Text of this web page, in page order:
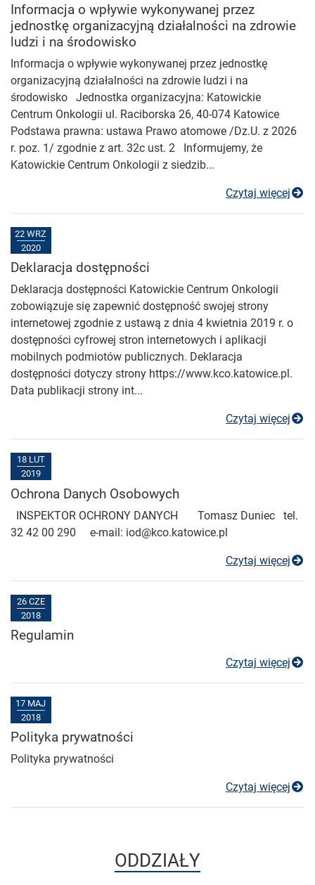
Informacja o wpływie wykonywanej przez
jednostkę organizacyjną działalności na zdrowie
ludzi i na środowisko
Informacja o wpływie wykonywanej przez jednostkę
organizacyjną działalności na zdrowie ludzi i na
środowisko Jednostka organizacyjna: Katowickie
Centrum Onkologii ul. Raciborska 26, 40-074 Katowice
Podstawa prawna: ustawa Prawo atomowe /Dz.U. z 2026
r. poz. 1/ zgodnie z art. 32c ust. 2 Informujemy, że
Katowickie Centrum Onkologii z siedzib...
Czytaj więcej
22 WRZ
2020
Deklaracja dostępności
Deklaracja dostępności Katowickie Centrum Onkologii
zobowiązuje się zapewnić dostępność swojej strony
internetowej zgodnie z ustawą z dnia 4 kwietnia 2019 r. o
dostępności cyfrowej stron internetowych i aplikacji
mobilnych podmiotów publicznych. Deklaracja
dostępności dotyczy strony https://www.kco.katowice.pl.
Data publikacji strony int...
Czytaj więcej
18 LUT
2019
Ochrona Danych Osobowych
INSPEKTOR OCHRONY DANYCH Tomasz Duniec tel.
32 42 00 290 e-mail: iod@kco.katowice.pl
Czytaj więcej
26 CZE
2018
Regulamin
Czytaj więcej
17 MAJ
2018
Polityka prywatności
Polityka prywatności
Czytaj więcej
ODDZIAŁY